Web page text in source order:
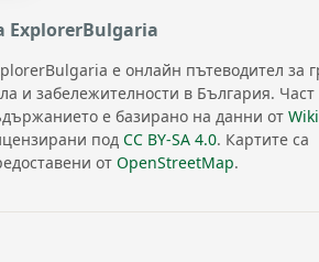
ExplorerBulgaria
е онлайн пътеводител за
и забележителности в България. Част
е базирано на данни от
подCC BY-SA 4.0. Картите са
отOpenStreetMap.